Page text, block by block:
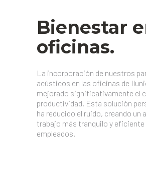
Bienestar
oficinas.
La incorporación de nuestros
acústicos en las oficinas de
mejorado significativamente el
productividad. Esta solución
ha reducido el ruido, creando un
trabajo más tranquilo y eficiente
empleados.